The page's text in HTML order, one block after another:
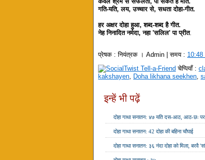
गति-यति, लय, उच्चार से, सधता दोहा-गीत.
हर अक्षर दोहा हुआ, शब्द-शब्द है गीत.
नेह निनादित नर्मदा, नहा 'सलिल' पा प्रीत.
प्रेषक :नियंत्रक । Admin | समय : 10:48
चेप्पियाँ :
kakshayen, Doha likhana seekhen,
इन्हें भी पढ़ें
दोहा गाथा सनातन: ४७ यति दस-आठ, आठ-छः
दोहा गाथा सनातन: 42 दोहा की बहिना चौपाई
दोहा गाथा सनातन: ३६ नंदा दोहा को मिला, बरवै